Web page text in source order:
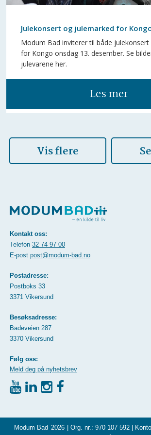
Julekonsert og julemarked for
Modum Bad inviterer til både
for Kongo onsdag 13. desember. Se
julevarene her.
Les mer
Vis flere
Kontakt oss:
Telefon 32 74 97 00
E-post post@modum-bad.no
Postadresse:
Postboks 33
3371 Vikersund
Besøksadresse:
Badeveien 287
3370 Vikersund
Følg oss:
Meld deg på nyhetsbrev
Modum Bad 2026
| Org. nr.: 970 107 592 |